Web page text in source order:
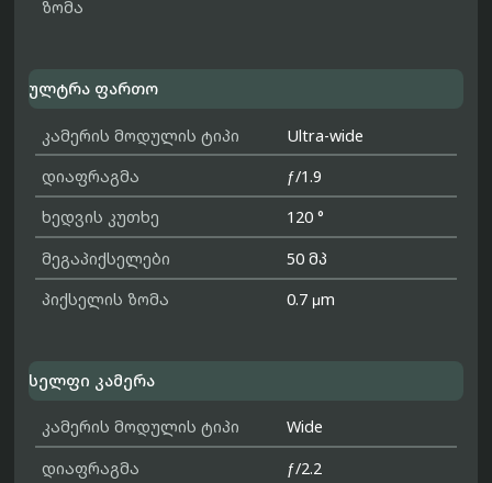
ზომა
ულტრა ფართო
კამერის მოდულის ტიპი
Ultra-wide
დიაფრაგმა
ƒ/1.9
ხედვის კუთხე
120 °
მეგაპიქსელები
50 მპ
პიქსელის ზომა
0.7 μm
სელფი კამერა
კამერის მოდულის ტიპი
Wide
დიაფრაგმა
ƒ/2.2